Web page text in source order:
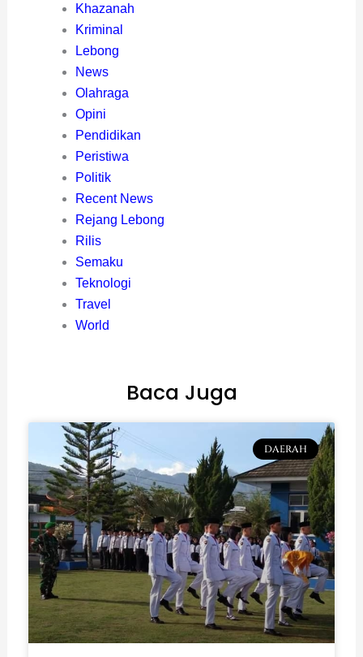
Khazanah
Kriminal
Lebong
News
Olahraga
Opini
Pendidikan
Peristiwa
Politik
Recent News
Rejang Lebong
Rilis
Semaku
Teknologi
Travel
World
Baca Juga
DAERAH